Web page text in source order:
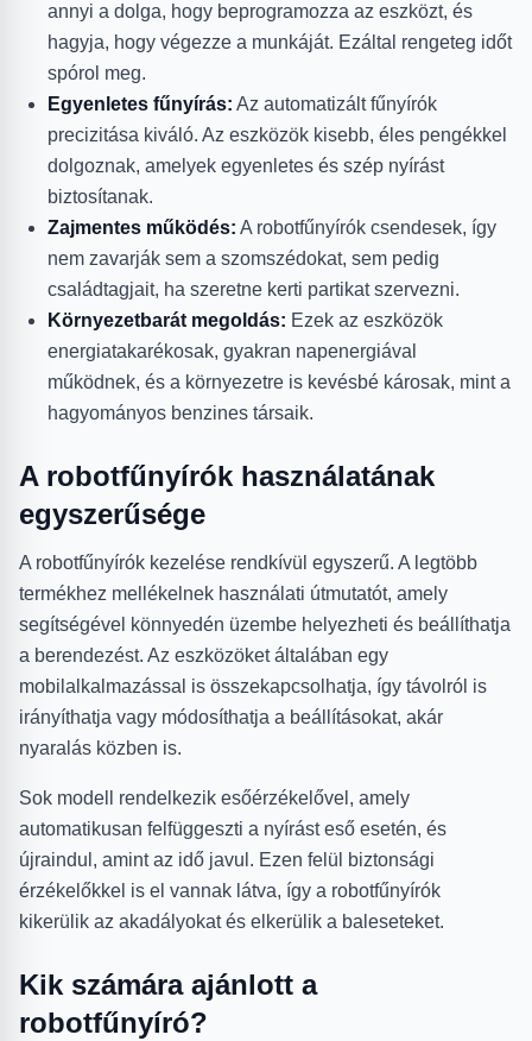
annyi a dolga, hogy beprogramozza az eszközt, és
hagyja, hogy végezze a munkáját. Ezáltal rengeteg időt
spórol meg.
Egyenletes fűnyírás: Az automatizált fűnyírók
precizitása kiváló. Az eszközök kisebb, éles pengékkel
dolgoznak, amelyek egyenletes és szép nyírást
biztosítanak.
Zajmentes működés: A robotfűnyírók csendesek, így
nem zavarják sem a szomszédokat, sem pedig
családtagjait, ha szeretne kerti partikat szervezni.
Környezetbarát megoldás: Ezek az eszközök
energiatakarékosak, gyakran napenergiával
működnek, és a környezetre is kevésbé károsak, mint a
hagyományos benzines társaik.
A robotfűnyírók használatának
egyszerűsége
A robotfűnyírók kezelése rendkívül egyszerű. A legtöbb
termékhez mellékelnek használati útmutatót, amely
segítségével könnyedén üzembe helyezheti és beállíthatja
a berendezést. Az eszközöket általában egy
mobilalkalmazással is összekapcsolhatja, így távolról is
irányíthatja vagy módosíthatja a beállításokat, akár
nyaralás közben is.
Sok modell rendelkezik esőérzékelővel, amely
automatikusan felfüggeszti a nyírást eső esetén, és
újraindul, amint az idő javul. Ezen felül biztonsági
érzékelőkkel is el vannak látva, így a robotfűnyírók
kikerülik az akadályokat és elkerülik a baleseteket.
Kik számára ajánlott a
robotfűnyíró?